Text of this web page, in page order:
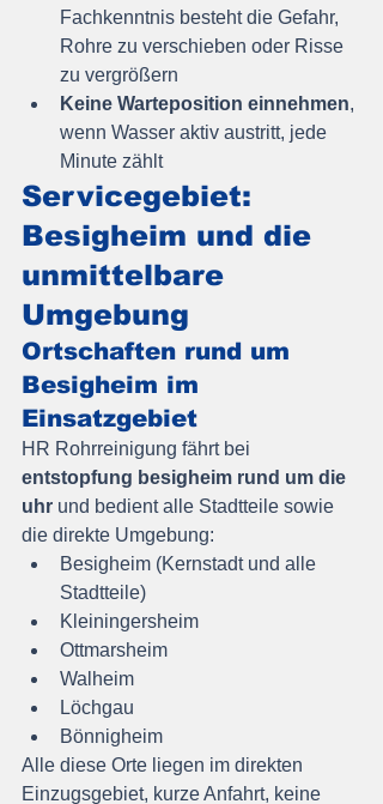
Fachkenntnis besteht die Gefahr,
Rohre zu verschieben oder Risse
zu vergrößern
Keine Warteposition einnehmen,
wenn Wasser aktiv austritt, jede
Minute zählt
Servicegebiet:
Besigheim und die
unmittelbare
Umgebung
Ortschaften rund um
Besigheim im
Einsatzgebiet
HR Rohrreinigung fährt bei
entstopfung besigheim rund um die
uhr und bedient alle Stadtteile sowie
die direkte Umgebung:
Besigheim (Kernstadt und alle
Stadtteile)
Kleiningersheim
Ottmarsheim
Walheim
Löchgau
Bönnigheim
Alle diese Orte liegen im direkten
Einzugsgebiet, kurze Anfahrt, keine